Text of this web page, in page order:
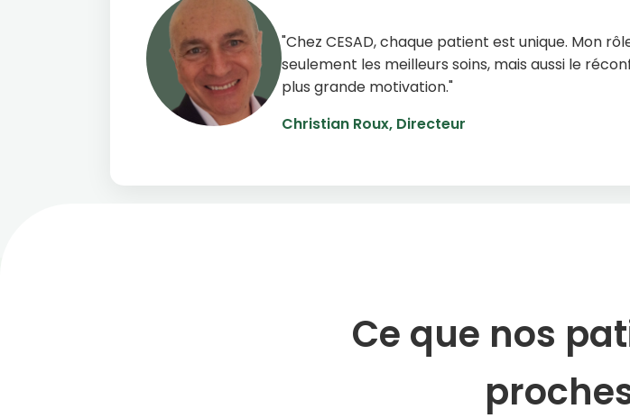
"Chez CESAD, chaque patient est unique. Mon
seulement les meilleurs soins, mais aussi le
plus grande motivation."
Christian Roux, Directeur
Ce que nos
proches